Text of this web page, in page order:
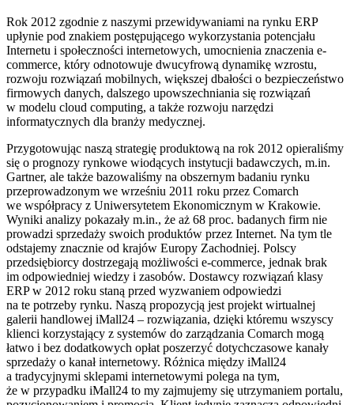
Rok 2012 zgodnie z naszymi przewidywaniami na rynku ERP
upłynie pod znakiem postępującego wykorzystania potencjału
Internetu i społeczności internetowych, umocnienia znaczenia e-
commerce, który odnotowuje dwucyfrową dynamikę wzrostu,
rozwoju rozwiązań mobilnych, większej dbałości o bezpieczeństwo
firmowych danych, dalszego upowszechniania się rozwiązań
w modelu cloud computing, a także rozwoju narzędzi
informatycznych dla branży medycznej.
Przygotowując naszą strategię produktową na rok 2012 opieraliśmy
się o prognozy rynkowe wiodących instytucji badawczych, m.in.
Gartner, ale także bazowaliśmy na obszernym badaniu rynku
przeprowadzonym we wrześniu 2011 roku przez Comarch
we współpracy z Uniwersytetem Ekonomicznym w Krakowie.
Wyniki analizy pokazały m.in., że aż 68 proc. badanych firm nie
prowadzi sprzedaży swoich produktów przez Internet. Na tym tle
odstajemy znacznie od krajów Europy Zachodniej. Polscy
przedsiębiorcy dostrzegają możliwości e-commerce, jednak brak
im odpowiedniej wiedzy i zasobów. Dostawcy rozwiązań klasy
ERP w 2012 roku staną przed wyzwaniem odpowiedzi
na te potrzeby rynku. Naszą propozycją jest projekt wirtualnej
galerii handlowej iMall24 – rozwiązania, dzięki któremu wszyscy
klienci korzystający z systemów do zarządzania Comarch mogą
łatwo i bez dodatkowych opłat poszerzyć dotychczasowe kanały
sprzedaży o kanał internetowy. Różnica między iMall24
a tradycyjnymi sklepami internetowymi polega na tym,
że w przypadku iMall24 to my zajmujemy się utrzymaniem portalu,